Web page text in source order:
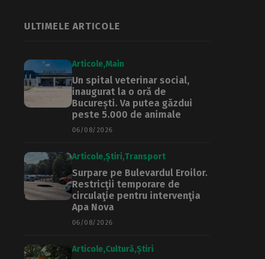
ULTIMELE ARTICOLE
Articole Main
Un spital veterinar social,
inaugurat la o oră de
București. Va putea găzdui
peste 5.000 de animale
06/08/2026
Articole Știri Transport
Surpare pe Bulevardul Eroilor.
Restricţii temporare de
circulaţie pentru intervenţia
Apa Nova
06/08/2026
Articole Cultură Știri